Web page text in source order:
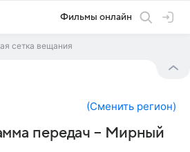
Фильмы онлайн
сетка вещания
(Сменить регион)
передач – Мирный